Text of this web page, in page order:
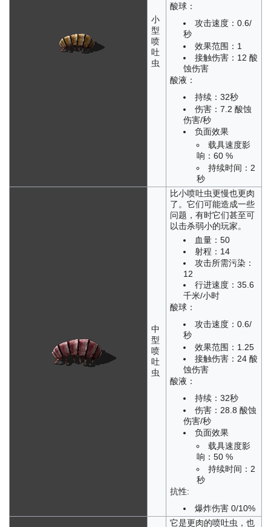
小
型
喷
吐
虫
酸球：
攻击速度：0.6/
秒
效果范围：1
接触伤害：12 酸
蚀伤害
酸液：
持续：32秒
伤害：7.2 酸蚀
伤害/秒
负面效果
载具速度影
响：60 %
持续时间：2
秒
中
型
喷
吐
虫
比小喷吐虫更慢也更肉
了。它们可能造成一些
问题，有时它们甚至可
以击杀弱小的玩家。
血量：50
射程：14
攻击所需污染：
12
行进速度：35.6
千米/小时
酸球：
攻击速度：0.6/
秒
效果范围：1.25
接触伤害：24 酸
蚀伤害
酸液：
持续：32秒
伤害：28.8 酸蚀
伤害/秒
负面效果
载具速度影
响：50 %
持续时间：2
秒
抗性:
爆炸伤害 0/10%
它是更肉的喷吐虫，也